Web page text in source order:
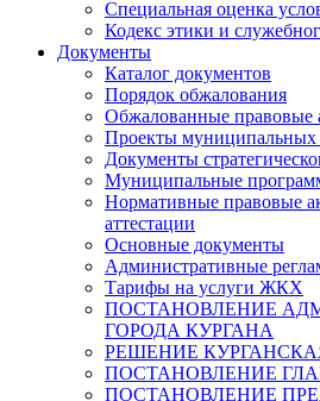
Специальная оценка
Кодекс этики и
Документы
Каталог документов
Порядок обжалования
Обжалованные правовые
Проекты муниципальных
Документы
Муниципальные
Нормативные правовые
аттестации
Основные документы
Административные
Тарифы на услуги ЖКХ
ПОСТАНОВЛЕНИЕ
ГОРОДА КУРГАНА
РЕШЕНИЕ
ПОСТАНОВЛЕНИЕ
ПОСТАНОВЛЕНИЕ